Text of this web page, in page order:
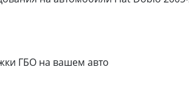
ГБО на вашем авто